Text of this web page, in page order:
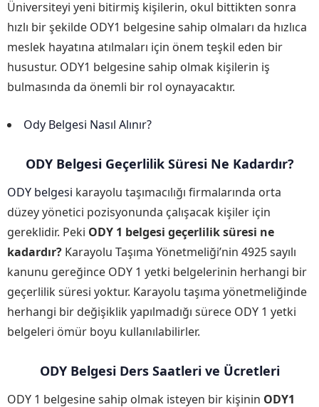
Üniversiteyi yeni bitirmiş kişilerin, okul bittikten sonra
hızlı bir şekilde ODY1 belgesine sahip olmaları da hızlıca
meslek hayatına atılmaları için önem teşkil eden bir
husustur. ODY1 belgesine sahip olmak kişilerin iş
bulmasında da önemli bir rol oynayacaktır.
Ody Belgesi Nasıl Alınır?
ODY Belgesi Geçerlilik Süresi Ne Kadardır?
ODY belgesi karayolu taşımacılığı firmalarında orta
düzey yönetici pozisyonunda çalışacak kişiler için
gereklidir. Peki ODY 1 belgesi geçerlilik süresi ne
kadardır? Karayolu Taşıma Yönetmeliği’nin 4925 sayılı
kanunu gereğince ODY 1 yetki belgelerinin herhangi bir
geçerlilik süresi yoktur. Karayolu taşıma yönetmeliğinde
herhangi bir değişiklik yapılmadığı sürece ODY 1 yetki
belgeleri ömür boyu kullanılabilirler.
ODY Belgesi Ders Saatleri ve Ücretleri
ODY 1 belgesine sahip olmak isteyen bir kişinin ODY1